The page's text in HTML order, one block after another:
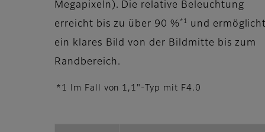
Megapixeln). Die relative Beleuchtung
erreicht bis zu über 90 % *1
und
ein klares Bild von der Bildmitte bis zum
Randbereich.
*1 Im Fall von 1,1"-Typ mit F4.0